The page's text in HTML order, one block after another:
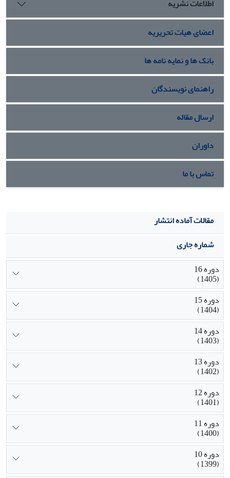
اطلاعات نشریه
اعضای هیات تحریریه
بانک ها و نمایه نامه ها
راهنمای نویسندگان
ارسال مقاله
داوران
تماس با ما
مقالات آماده انتشار
شماره جاری
دوره 16
(1405)
دوره 15
(1404)
دوره 14
(1403)
دوره 13
(1402)
دوره 12
(1401)
دوره 11
(1400)
دوره 10
(1399)